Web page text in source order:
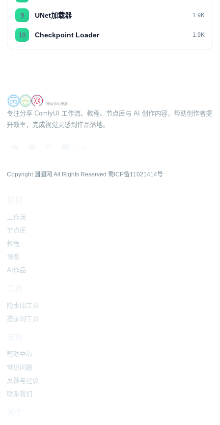
9 UNet加载器 1.9K
10 Checkpoint Loader 1.9K
专注分享 ComfyUI 工作流、教程、节点库与 AI 创作内容，帮助创作者提
升效率，完成视觉灵感到作品落地。
Copyright 圆圈网 All Rights Reserved 蜀ICP备11021414号
工作流
节点库
教程
博客
AI作品
隐水印工具
提示词工具
帮助中心
常见问题
反馈与建议
联系我们